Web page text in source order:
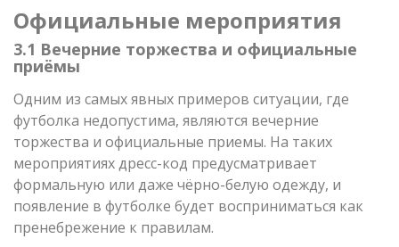
Официальные мероприятия
3.1 Вечерние торжества и официальные
приёмы
Одним из самых явных примеров ситуации, где
футболка недопустима, являются вечерние
торжества и официальные приемы. На таких
мероприятиях дресс-код предусматривает
формальную или даже чёрно-белую одежду, и
появление в футболке будет восприниматься как
пренебрежение к правилам.